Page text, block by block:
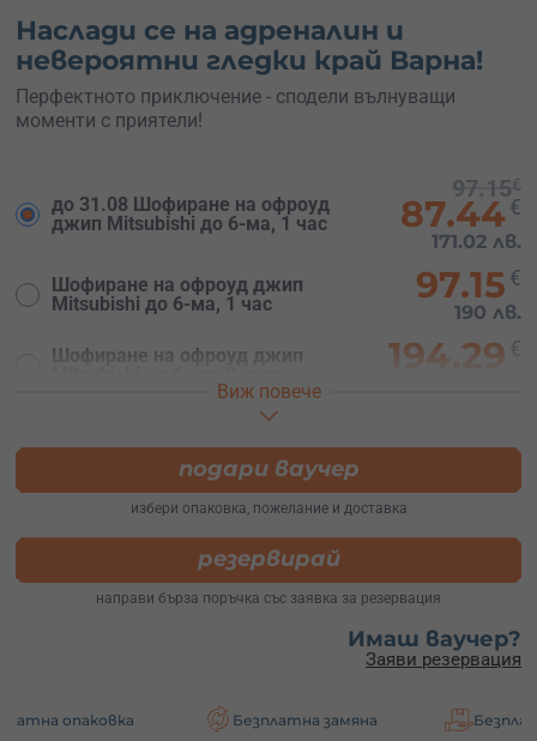
Наслади се на адреналин и
невероятни гледки край Варна!
Перфектното приключение - сподели вълнуващи
моменти с приятели!
до 31.08 Шофиране на офроуд
джип Mitsubishi до 6-ма, 1 час
97.15€
87.44€
171.02 лв.
Шофиране на офроуд джип
Mitsubishi до 6-ма, 1 час
97.15 €
190 лв.
Шофиране на офроуд джип
194.29 €
Возене с офроуд джип Mitsubishi
до 6-ма, 1 час
125 лв.
Возене с офроуд джип Mitsubishi
до 6-ма, 2 часа
127.82€
Виж повече
подари ваучер
избери опаковка, пожелание и доставка
резервирай
направи бърза поръчка със заявка за резервация
Имаш ваучер?
Заяви резервация
Безплатна замяна Безплатна